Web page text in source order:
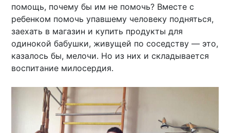
помощь, почему бы им не помочь? Вместе с
ребенком помочь упавшему человеку подняться,
заехать в магазин и купить продукты для
одинокой бабушки, живущей по соседству — это,
казалось бы, мелочи. Но из них и складывается
воспитание милосердия.